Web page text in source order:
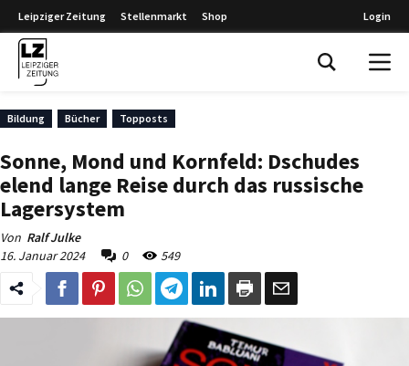
Leipziger Zeitung Stellenmarkt Shop Login
Bildung Bücher Topposts
Sonne, Mond und Kornfeld: Dschudes
elend lange Reise durch das russische
Lagersystem
Von Ralf Julke
16. Januar 2024
0 549